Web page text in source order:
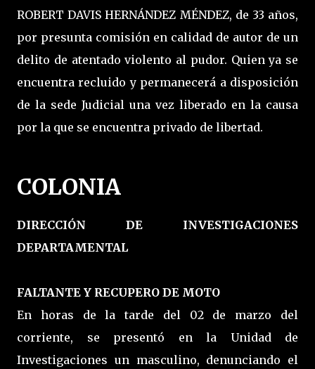
ROBERT DAVIS HERNÁNDEZ MÉNDEZ, de 33 años,
por presunta comisión en calidad de autor de un
delito de atentado violento al pudor. Quien ya se
encuentra recluido y permanecerá a disposición
de la sede Judicial una vez liberado en la causa
por la que se encuentra privado de libertad.
COLONIA
DIRECCIÓN DE INVESTIGACIONES
DEPARTAMENTAL
FALTANTE Y RECUPERO DE MOTO
En horas de la tarde del 02 de marzo del
corriente, se presentó en la Unidad de
Investigaciones un masculino, denunciando el